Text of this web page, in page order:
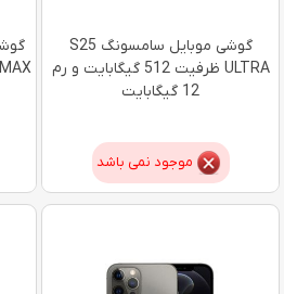
گوشی موبایل سامسونگ S25
ULTRA ظرفیت 512 گیگابایت و رم
12 گیگابایت
موجود نمی باشد